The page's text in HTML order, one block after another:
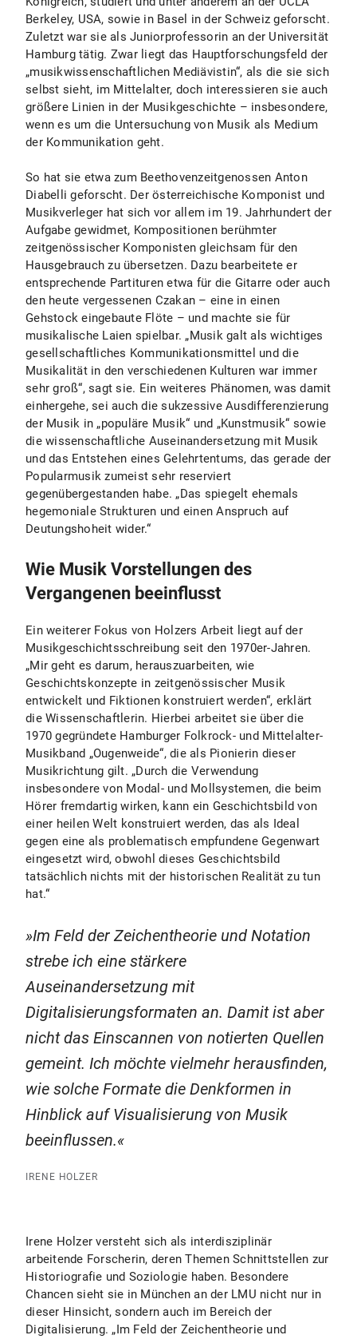
Berkeley, USA, sowie in Basel in der Schweiz geforscht.
Zuletzt war sie als Juniorprofessorin an der Universität
Hamburg tätig. Zwar liegt das Hauptforschungsfeld der
„musikwissenschaftlichen Mediävistin“, als die sie sich
selbst sieht, im Mittelalter, doch interessieren sie auch
größere Linien in der Musikgeschichte – insbesondere,
wenn es um die Untersuchung von Musik als Medium
der Kommunikation geht.
So hat sie etwa zum Beethovenzeitgenossen Anton
Diabelli geforscht. Der österreichische Komponist und
Musikverleger hat sich vor allem im 19. Jahrhundert der
Aufgabe gewidmet, Kompositionen berühmter
zeitgenössischer Komponisten gleichsam für den
Hausgebrauch zu übersetzen. Dazu bearbeitete er
entsprechende Partituren etwa für die Gitarre oder auch
den heute vergessenen Czakan – eine in einen
Gehstock eingebaute Flöte – und machte sie für
musikalische Laien spielbar. „Musik galt als wichtiges
gesellschaftliches Kommunikationsmittel und die
Musikalität in den verschiedenen Kulturen war immer
sehr groß“, sagt sie. Ein weiteres Phänomen, was damit
einhergehe, sei auch die sukzessive Ausdifferenzierung
der Musik in „populäre Musik“ und „Kunstmusik“ sowie
die wissenschaftliche Auseinandersetzung mit Musik
und das Entstehen eines Gelehrtentums, das gerade der
Popularmusik zumeist sehr reserviert
gegenübergestanden habe. „Das spiegelt ehemals
hegemoniale Strukturen und einen Anspruch auf
Deutungshoheit wider.“
Wie Musik Vorstellungen des
Vergangenen beeinflusst
Ein weiterer Fokus von Holzers Arbeit liegt auf der
Musikgeschichtsschreibung seit den 1970er-Jahren.
„Mir geht es darum, herauszuarbeiten, wie
Geschichtskonzepte in zeitgenössischer Musik
entwickelt und Fiktionen konstruiert werden“, erklärt
die Wissenschaftlerin. Hierbei arbeitet sie über die
1970 gegründete Hamburger Folkrock- und Mittelalter-
Musikband „Ougenweide“, die als Pionierin dieser
Musikrichtung gilt. „Durch die Verwendung
insbesondere von Modal- und Mollsystemen, die beim
Hörer fremdartig wirken, kann ein Geschichtsbild von
einer heilen Welt konstruiert werden, das als Ideal
gegen eine als problematisch empfundene Gegenwart
eingesetzt wird, obwohl dieses Geschichtsbild
tatsächlich nichts mit der historischen Realität zu tun
hat.“
Im Feld der Zeichentheorie und Notation
strebe ich eine stärkere
Auseinandersetzung mit
Digitalisierungsformaten an. Damit ist aber
nicht das Einscannen von notierten Quellen
gemeint. Ich möchte vielmehr herausfinden,
wie solche Formate die Denkformen in
Hinblick auf Visualisierung von Musik
beeinflussen.
IRENE HOLZER
Irene Holzer versteht sich als interdisziplinär
arbeitende Forscherin, deren Themen Schnittstellen zur
Historiografie und Soziologie haben. Besondere
Chancen sieht sie in München an der LMU nicht nur in
dieser Hinsicht, sondern auch im Bereich der
Digitalisierung. „Im Feld der Zeichentheorie und